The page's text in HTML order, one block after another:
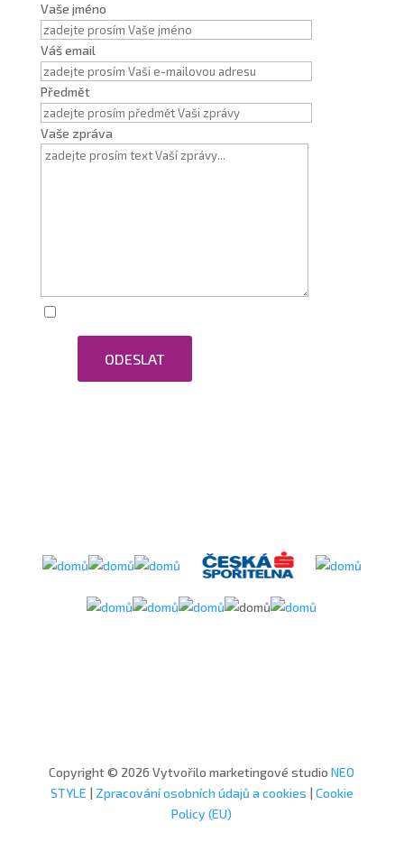
Vaše jméno
Váš email
Předmět
Vaše zpráva
ODESLAT
Copyright © 2026 Vytvořilo marketingové studioNEO
STYLE | Zpracování osobních údajů a cookies | Cookie
Policy (EU)